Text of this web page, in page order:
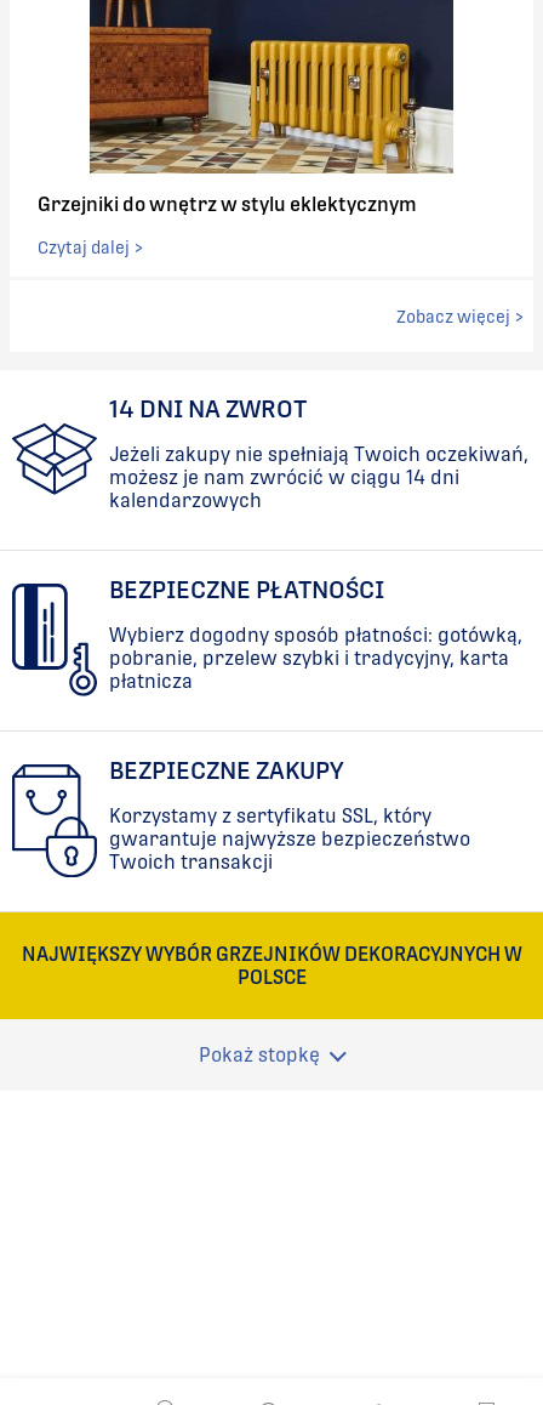
Grzejniki do wnętrz w stylu eklektycznym
Czytaj dalej >
Zobacz więcej >
14 DNI NA ZWROT
Jeżeli zakupy nie spełniają Twoich oczekiwań,
możesz je nam zwrócić w ciągu 14 dni
kalendarzowych
BEZPIECZNE PŁATNOŚCI
Wybierz dogodny sposób płatności: gotówką,
pobranie, przelew szybki i tradycyjny, karta
płatnicza
BEZPIECZNE ZAKUPY
Korzystamy z sertyfikatu SSL, który
gwarantuje najwyższe bezpieczeństwo
Twoich transakcji
NAJWIĘKSZY WYBÓR GRZEJNIKÓW DEKORACYJNYCH W
POLSCE
Pokaż stopkę